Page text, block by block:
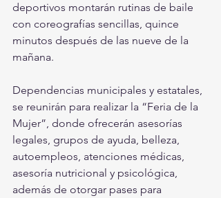
deportivos montarán rutinas de baile
con coreografías sencillas, quince
minutos después de las nueve de la
mañana.
Dependencias municipales y estatales,
se reunirán para realizar la “Feria de la
Mujer”, donde ofrecerán asesorías
legales, grupos de ayuda, belleza,
autoempleos, atenciones médicas,
asesoría nutricional y psicológica,
además de otorgar pases para